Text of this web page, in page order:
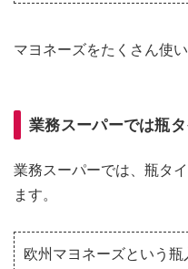
マヨネーズをたくさん使
業務スーパーでは瓶
業務スーパーでは、瓶タ
ます。
欧州マヨネーズという